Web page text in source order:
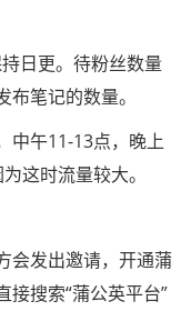
日更。待粉丝数量
笔记的数量。
午11-13点，晚上
这时流量较大。
发出邀请，开通蒲
接搜索“蒲公英平台”